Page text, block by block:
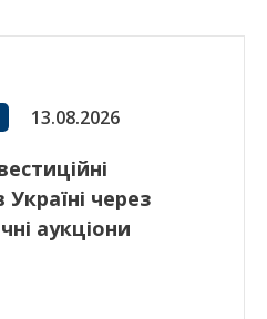
13.08.2026
через
аукціони